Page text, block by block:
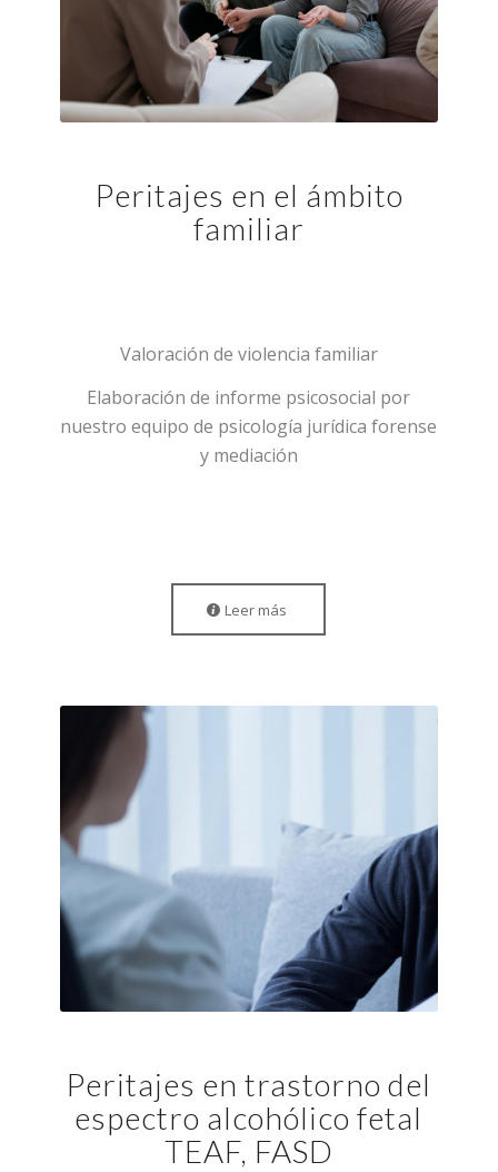
Peritajes en el ámbito
familiar
Valoración de violencia familiar
Elaboración de informe psicosocial por
nuestro equipo de psicología jurídica forense
y mediación
Leer más
Peritajes en trastorno del
espectro alcohólico fetal
TEAF, FASD